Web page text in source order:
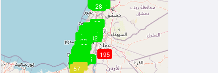
24
30
195
33
29
30
30
195
31
30
31
33
33
29
28
35
29
32
30
30
195
31
32
35
31
30
28
53
28
32
33
33
30
25
39
33
30
32
57
32